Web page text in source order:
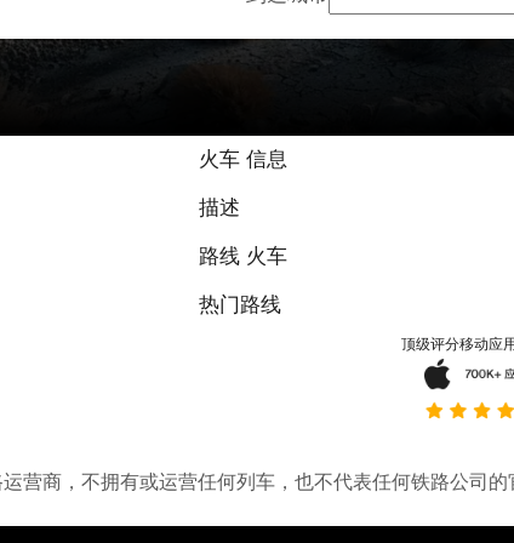
火车 信息
描述
路线 火车
热门路线
顶级评分移动应
营商，不拥有或运营任何列车，也不代表任何铁路公司